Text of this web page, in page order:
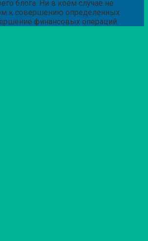
блога. Ни в коем случае не
к совершению определенных
финансовых операций.